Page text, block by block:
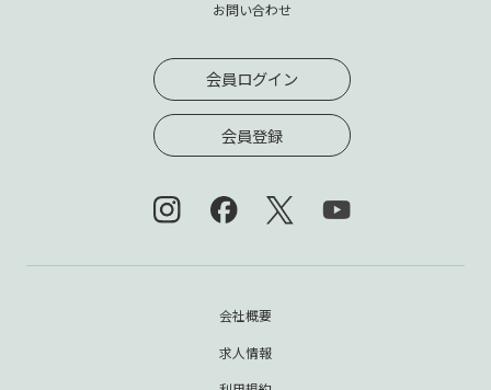
お問い合わせ
会員ログイン
会員登録
会社概要
求人情報